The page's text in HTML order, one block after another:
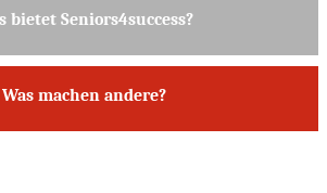
bietet Seniors4success?
Was machen andere?